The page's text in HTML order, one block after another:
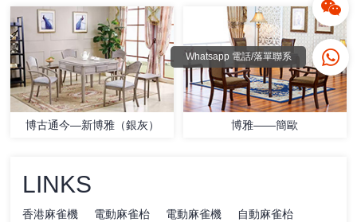
博古通今—新博雅（銀灰） 博雅——簡歐
LINKS
香港麻雀機 電動麻雀枱 電動麻雀機 自動麻雀枱
Whatsapp 電話/落單聯系